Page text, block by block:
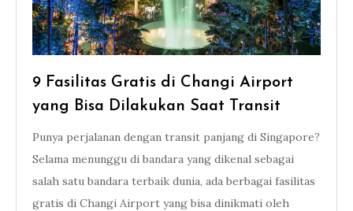
9 Fasilitas Gratis di Changi Airport
yang Bisa Dilakukan Saat Transit
Punya perjalanan dengan transit panjang di Singapore?
Selama menunggu di bandara yang dikenal sebagai
salah satu bandara terbaik dunia, ada berbagai fasilitas
gratis di Changi Airport yang bisa dinikmati oleh